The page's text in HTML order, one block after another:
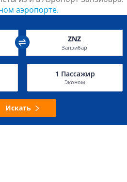
аэропорте.
ZNZ
Занзибар
1 Пассажир
Эконом
Искать